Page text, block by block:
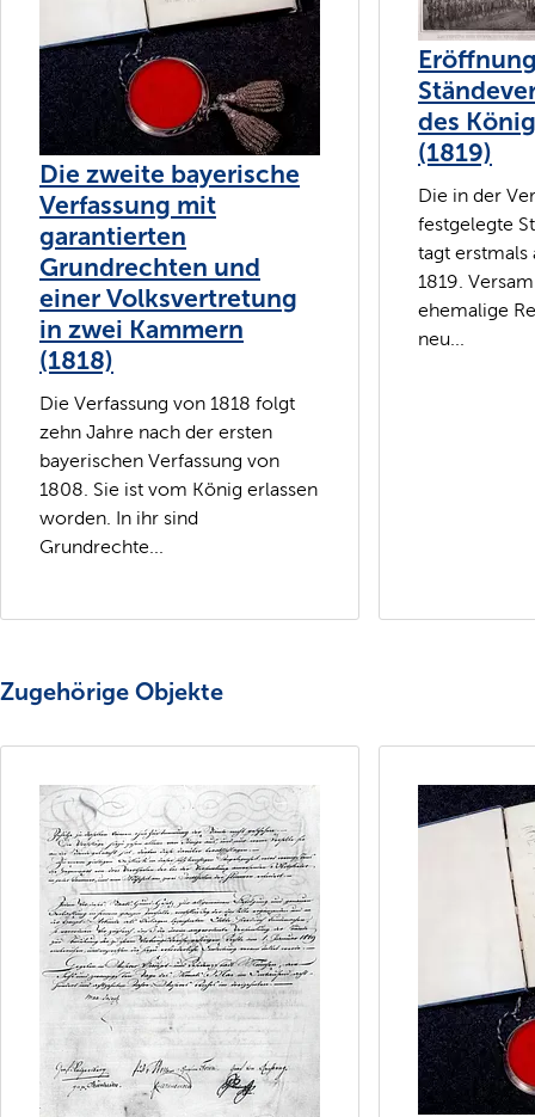
Die zweite bayerische
Verfassung mit
garantierten
Grundrechten und
einer Volksvertretung
in zwei Kammern
(1818)
Die Verfassung von 1818 folgt
zehn Jahre nach der ersten
bayerischen Verfassung von
1808. Sie ist vom König erlassen
worden. In ihr sind
Grundrechte...
des
(1819)
Die in der
festgelegte
tagt erstmals
1819.
ehemalige
neu...
Zugehörige Objekte